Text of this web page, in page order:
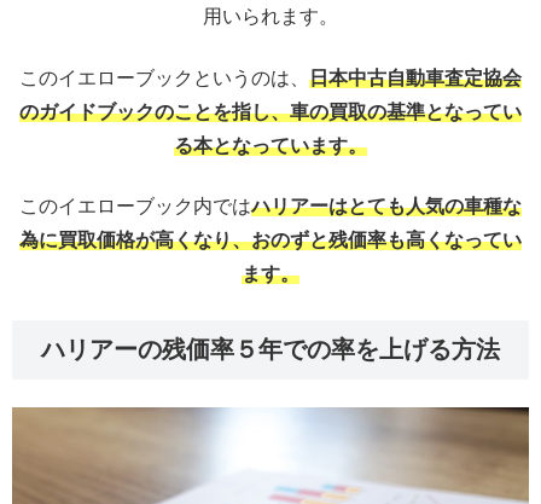
用いられます。
このイエローブックというのは、 日本中古自動車査定協会
のガイドブックのことを指し、車の買取の基準となってい
る本となっています。
このイエローブック内ではハリアーはとても人気の車種な
為に買取価格が高くなり、おのずと残価率も高くなってい
ます。
ハリアーの残価率５年での率を上げる方法